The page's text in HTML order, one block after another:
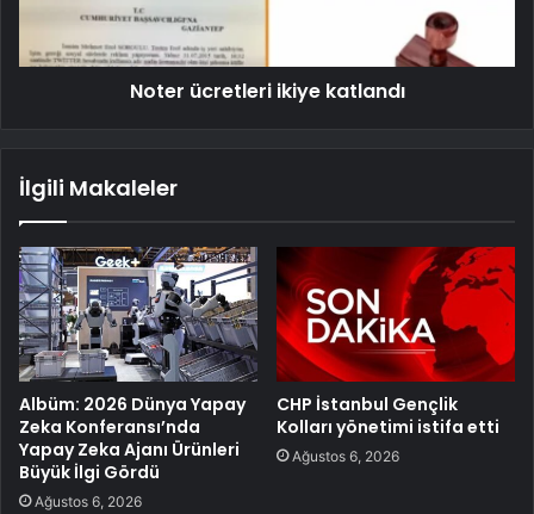
Noter ücretleri ikiye katlandı
İlgili Makaleler
Albüm: 2026 Dünya Yapay
Zeka Konferansı’nda
Yapay Zeka Ajanı Ürünleri
Büyük İlgi Gördü
Ağustos 6, 2026
CHP İstanbul Gençlik
Kolları yönetimi istifa etti
Ağustos 6, 2026